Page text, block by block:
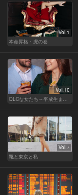
Vol.1
本命昇格・虎の巻
Vol.10
QLCな女たち～平成生まれのジレンマ～
Vol.7
靴と東京と私